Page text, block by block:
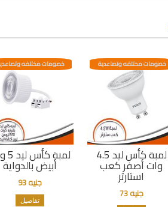
أبيض بالدواية
خصومات مختلفه
جنيه 93
تفاصيل
لمبة كأس ليد 4.5
وات أصفر كعب
استارتر
خصومات مختلفه وتصاعدية
جنيه 73